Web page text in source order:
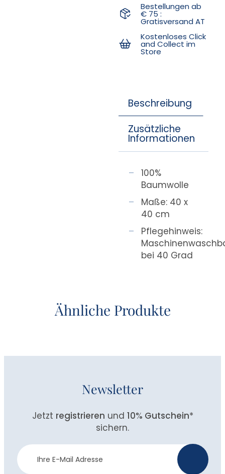
Bestellungen ab
€ 75 :
Gratisversand AT
Kostenloses Click
and Collect im
Store
Beschreibung
Zusätzliche
Informationen
100%
Baumwolle
Maße: 40 x
40 cm
Pflegehinweis:
bei 40 Grad
Ähnliche Produkte
Newsletter
Jetzt registrieren und 10% Gutschein*
sichern.
Newsletter
Anmeldung